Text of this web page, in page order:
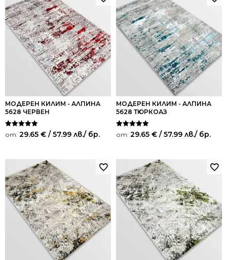
МОДЕРЕН КИЛИМ - АЛПИНА
5628 ЧЕРВЕН
Оценено на
5.00
от: 29.65 € / 57.99 лв./ бр.
МОДЕРЕН КИЛИМ - АЛПИНА
5628 ТЮРКОАЗ
Оценено на
5.00
от: 29.65 € / 57.99 лв./ бр.